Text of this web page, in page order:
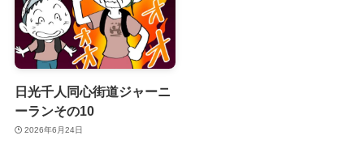
日光千人同心街道ジャーニ
ーランその10
2026年6月24日